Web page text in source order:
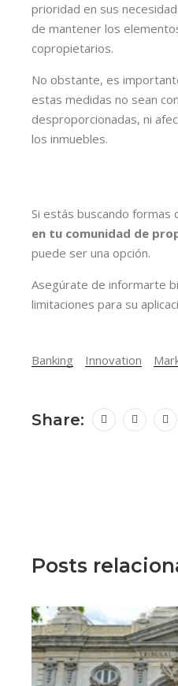
prioridad en sus
de mantener los
copropietarios.
No obstante, es
estas medidas no sean
desproporcionadas, ni
los inmuebles.
Si estás buscando formas
en tu comunidad de
puede ser una opción.
Asegúrate de informarte
limitaciones para su
Banking Innovation
Share:
Posts